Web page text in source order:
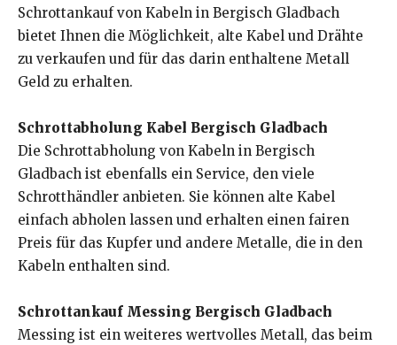
Schrottankauf von Kabeln in Bergisch Gladbach
bietet Ihnen die Möglichkeit, alte Kabel und Drähte
zu verkaufen und für das darin enthaltene Metall
Geld zu erhalten.
Schrottabholung Kabel Bergisch Gladbach
Die Schrottabholung von Kabeln in Bergisch
Gladbach ist ebenfalls ein Service, den viele
Schrotthändler anbieten. Sie können alte Kabel
einfach abholen lassen und erhalten einen fairen
Preis für das Kupfer und andere Metalle, die in den
Kabeln enthalten sind.
Schrottankauf Messing Bergisch Gladbach
Messing ist ein weiteres wertvolles Metall, das beim